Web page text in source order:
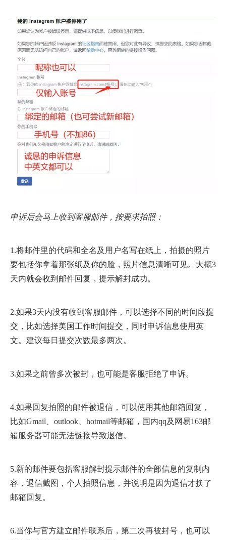
申诉后会马上收到客服邮件，按要求拍照：
1.将邮件里的代码和全名及用户名写在纸上，拍摄的照片
要包括你拿着那张纸及你的脸，照片信息清晰可见。大概3
天内就会收到邮件回复，提示解封成功。
2.如果3天内没有收到客服邮件，可以选择不同的时间段提
交，比如选择美国工作时间提交，同时申诉信息使用英
文。建议每日提交次数最多两次。
3.如果之前曾多次被封，也可能是客服拒绝了申诉。
4.如果回复拍照的邮件被退信，可以使用其他邮箱回复，
比如Gmail、outlook、hotmail等邮箱，国内qq及网易163邮
箱服务器可能无法链接导致退信。
5.新的邮件要包括客服解封提示邮件的全部信息的复制内
容，退信截图，个人拍照信息，并说明是因为退信才换了
邮箱回复。
6.当你与官方建立邮件联系后，第二次再被封号，也可以